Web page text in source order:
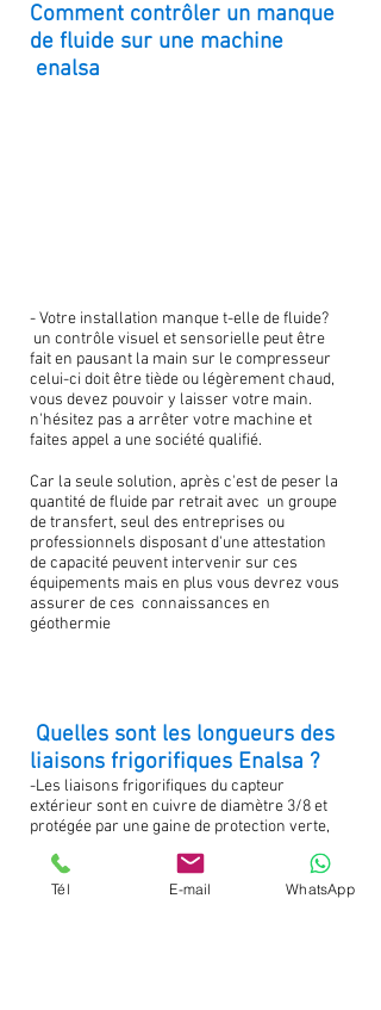
Comment contrôler un manque
de fluide sur une machine
enalsa
- Votre installation manque t-elle de fluide?
un contrôle visuel et sensorielle peut être
fait en pausant la main sur le compresseur
celui-ci doit être tiède ou légèrement chaud,
vous devez pouvoir y laisser votre main.
n'hésitez pas a arrêter votre machine et
faites appel a une société qualifié.
Car la seule solution, après c'est de peser la
quantité de fluide par retrait avec un groupe
de transfert, seul des entreprises ou
professionnels disposant d'une attestation
de capacité peuvent intervenir sur ces
équipements mais en plus vous devrez vous
assurer de ces connaissances en
géothermie
Quelles sont les longueurs des
liaisons frigorifiques Enalsa ?
-Les liaisons frigorifiques du capteur
extérieur sont en cuivre de diamètre 3/8 et
protégée par une gaine de protection verte,
de 120 m intérieurs et 100 m extérieurs, la
longueur des tuyauteries étant adaptée à la
Tél E-mail WhatsApp